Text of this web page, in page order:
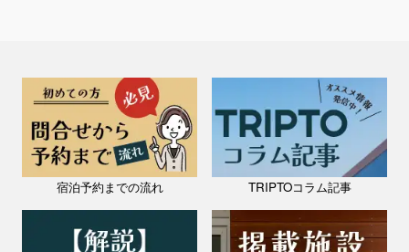
宿泊予約までの流れ TRIPTOコラム記事